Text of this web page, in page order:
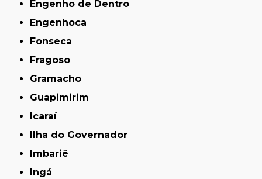
Engenho de Dentro
Engenhoca
Fonseca
Fragoso
Gramacho
Guapimirim
Icaraí
Ilha do Governador
Imbariê
Ingá